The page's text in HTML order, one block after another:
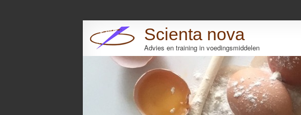
Scienta nova
Advies en training in voedingsmiddelen